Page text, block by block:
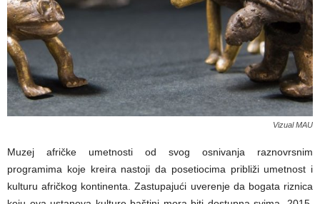
Vizual MAU
Muzej afričke umetnosti od svog osnivanja raznovrsnim
programima koje kreira nastoji da posetiocima približi umetnost i
kulturu afričkog kontinenta. Zastupajući uverenje da bogata riznica